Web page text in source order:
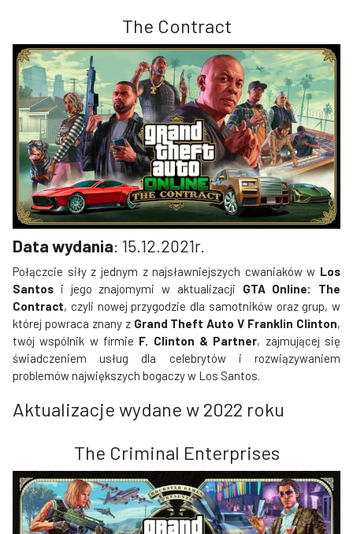
The Contract
Data wydania: 15.12.2021r.
Połączcie siły z jednym z najsławniejszych cwaniaków w Los
Santos i jego znajomymi w aktualizacji GTA Online: The
Contract, czyli nowej przygodzie dla samotników oraz grup, w
której powraca znany z Grand Theft Auto V Franklin Clinton,
twój wspólnik w firmie F. Clinton & Partner, zajmującej się
świadczeniem usług dla celebrytów i rozwiązywaniem
problemów największych bogaczy w Los Santos.
Aktualizacje wydane w 2022 roku
The Criminal Enterprises